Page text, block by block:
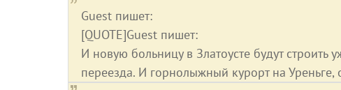
Guest пишет:
[QUOTE]Guest пишет:
И новую больницу в Златоусте будут строить
переезда. И горнолыжный курорт на